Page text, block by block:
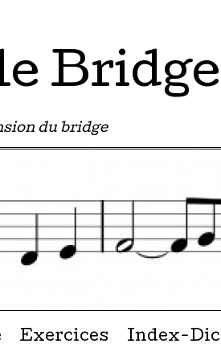
Bridge
du bridge
Exercices Index-